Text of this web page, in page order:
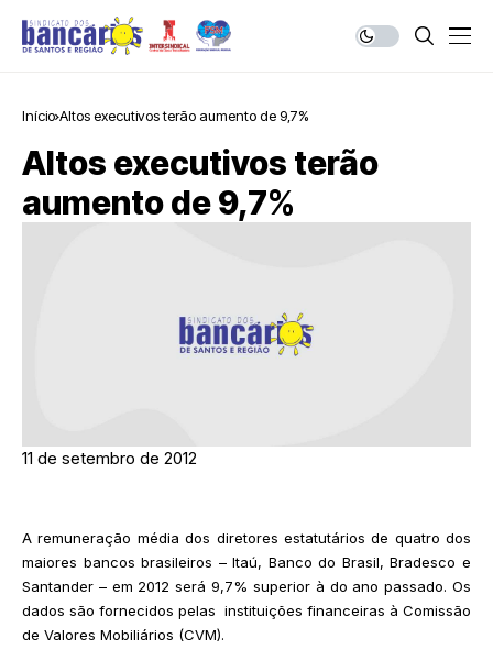
Início Altos executivos terão aumento de 9,7%
Altos executivos terão
aumento de 9,7%
11 de setembro de 2012
A remuneração média dos diretores estatutários de quatro dos
maiores bancos brasileiros – Itaú, Banco do Brasil, Bradesco e
Santander – em 2012 será 9,7% superior à do ano passado. Os
dados são fornecidos pelas instituições financeiras à Comissão
de Valores Mobiliários (CVM).